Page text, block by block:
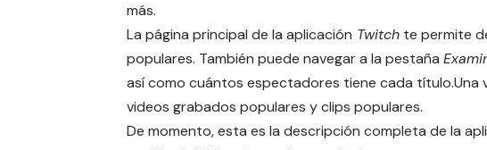
más.
La página principal de la aplicación Twitch te permite
populares. También puede navegar a la pestaña
así como cuántos espectadores tiene cada título.Una
videos grabados populares y clips populares.
De momento, esta es la descripción completa de la